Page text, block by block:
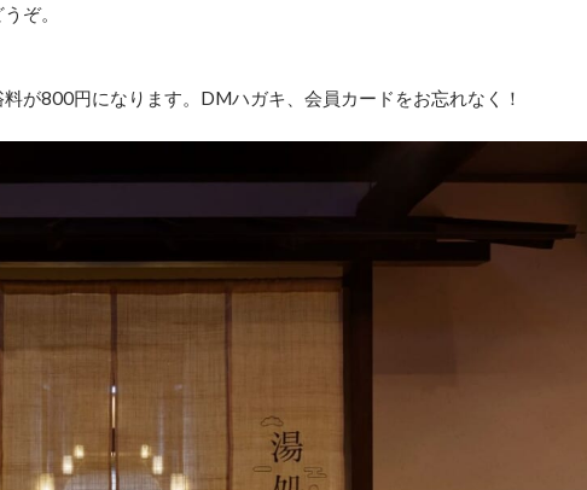
ぞ。
が800円になります。DMハガキ、会員カードをお忘れなく！